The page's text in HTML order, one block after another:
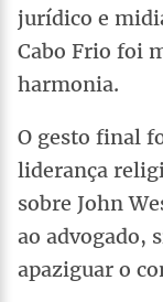
jurídico e
Cabo Frio foi
harmonia.
O gesto final
liderança
sobre John
ao advogado,
apaziguar o